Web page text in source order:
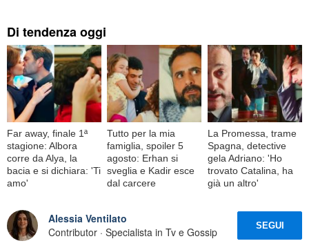
Di tendenza oggi
Far away, finale 1ª
stagione: Albora
corre da Alya, la
bacia e si dichiara: 'Ti
amo'
Tutto per la mia
famiglia, spoiler 5
agosto: Erhan si
sveglia e Kadir esce
dal carcere
La Promessa, trame
Spagna, detective
gela Adriano: 'Ho
trovato Catalina, ha
già un altro'
Alessia Ventilato
Contributor · Specialista in Tv e Gossip
SEGUI